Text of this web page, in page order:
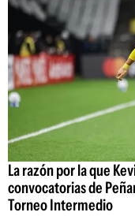
La razón por la que
convocatorias de
Torneo Intermedio